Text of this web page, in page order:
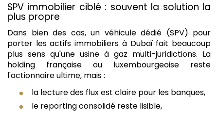
SPV immobilier ciblé : souvent la solution la
plus propre
Dans bien des cas, un véhicule dédié (SPV) pour
porter les actifs immobiliers à Dubaï fait beaucoup
plus sens qu'une usine à gaz multi-juridictions. La
holding française ou luxembourgeoise reste
l'actionnaire ultime, mais :
la lecture des flux est claire pour les banques,
le reporting consolidé reste lisible,